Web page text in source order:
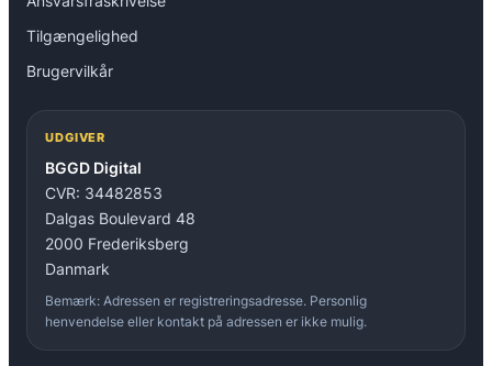
Tilgængelighed
Brugervilkår
UDGIVER
BGGD Digital
CVR: 34482853
Dalgas Boulevard 48
2000 Frederiksberg
Danmark
Bemærk: Adressen er registreringsadresse. Personlig
henvendelse eller kontakt på adressen er ikke mulig.